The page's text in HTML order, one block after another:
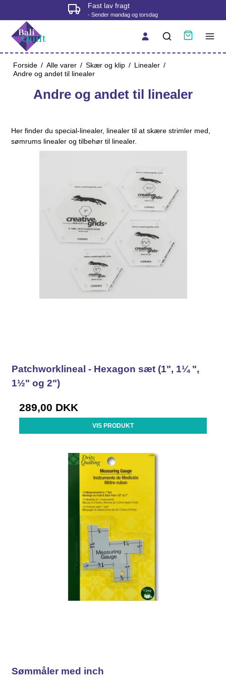
Fysisk butik i Korsør
- tjek åbningstider før du kommer
Forside / Alle varer / Skær og klip / Linealer /
Andre og andet til linealer
Andre og andet til linealer
Her finder du special-linealer, linealer til at skære strimler med,
sømrums linealer og tilbehør til linealer.
Patchworklineal - Hexagon sæt (1", 1¼ ",
1½" og 2")
289,00 DKK
VIS PRODUKT
Sømmåler med inch